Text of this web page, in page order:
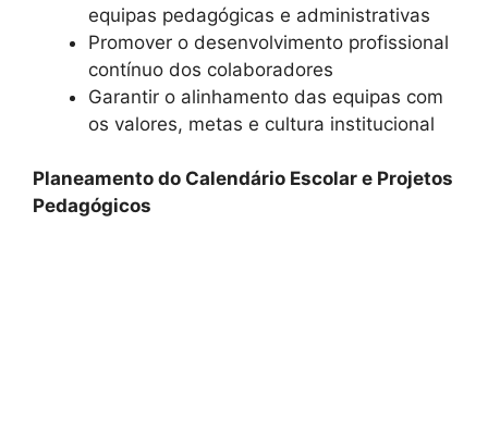
equipas pedagógicas e administrativas
Promover o desenvolvimento profissional
contínuo dos colaboradores
Garantir o alinhamento das equipas com
os valores, metas e cultura institucional
Planeamento do Calendário Escolar e Projetos
Pedagógicos